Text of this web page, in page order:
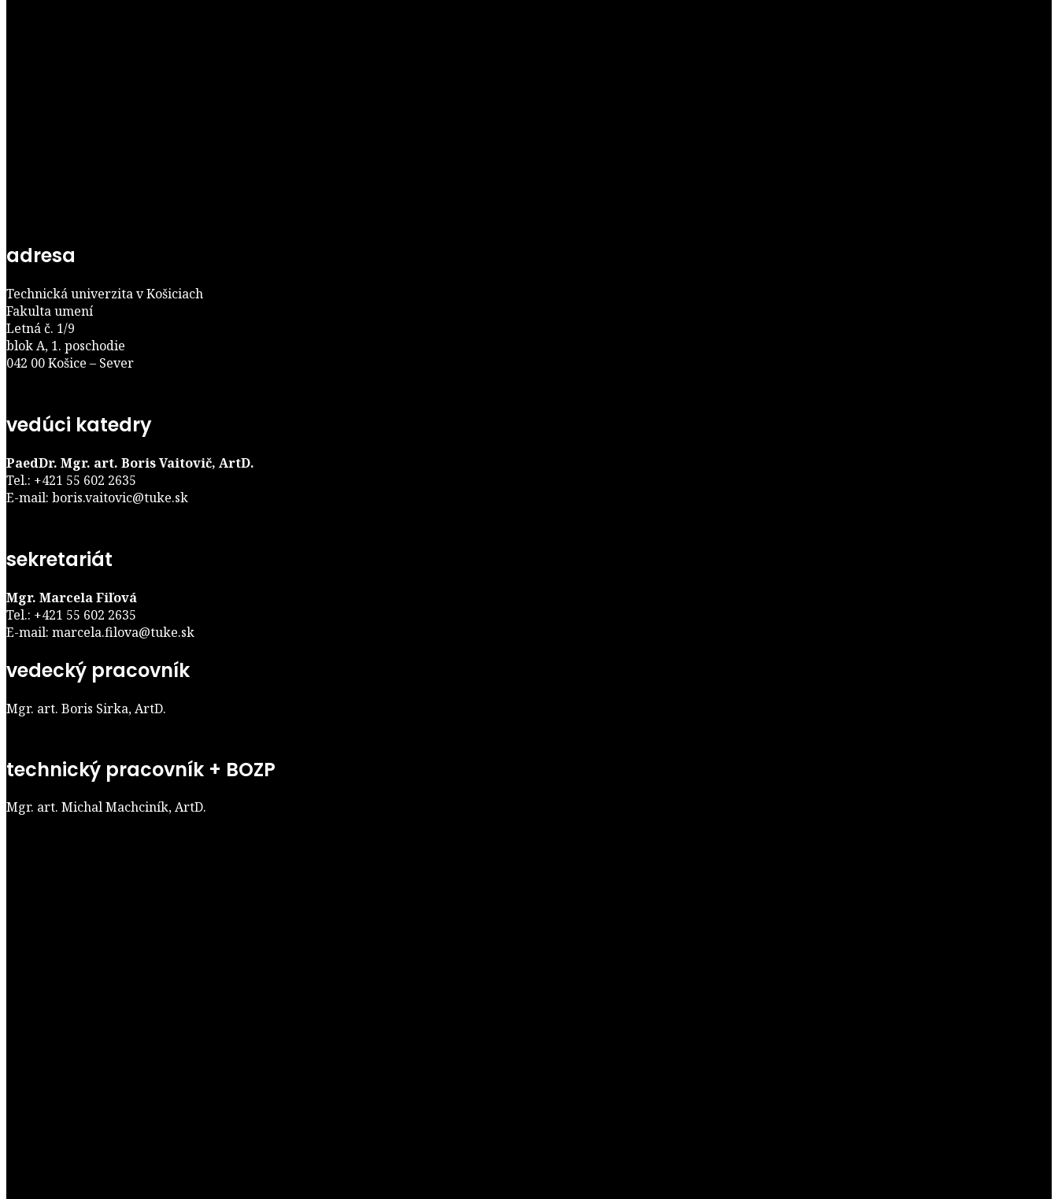
adresa
Technická univerzita v Košiciach
Fakulta umení
Letná č. 1/9
blok A, 1. poschodie
042 00 Košice – Sever
vedúci katedry
PaedDr. Mgr. art. Boris Vaitovič, ArtD.
Tel.: +421 55 602 2635
E-mail: boris.vaitovic@tuke.sk
sekretariát
Mgr. Marcela Fiľová
Tel.: +421 55 602 2635
E-mail: marcela.filova@tuke.sk
vedecký pracovník
Mgr. art. Boris Sirka, ArtD.
technický pracovník + BOZP
Mgr. art. Michal Machciník, ArtD.